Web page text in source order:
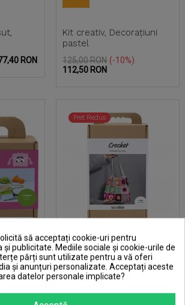
RON
Kit creativ, Decorațiuni
pastel
Pret
de
125,00 RON -10%
112,50 RON
și
Pret Redus
Kit de croșetat, geantă
colorată
să acceptați cookie-uri pentru
publicitate. Mediile sociale și cookie-urile de
părți sunt utilizate pentru a vă oferi
și anunțuri personalizate. Acceptați aceste
datelor personale implicate?